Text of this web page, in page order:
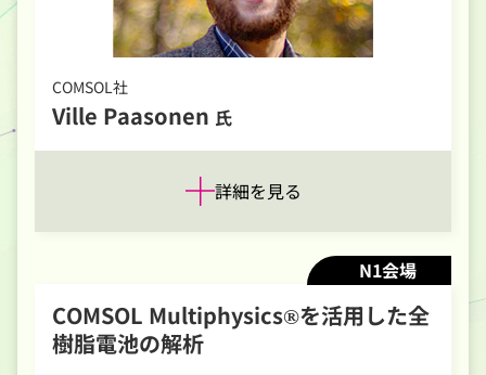
COMSOL社
Ville Paasonen 氏
詳細を見る
N1会場
COMSOL Multiphysics®を活用した全
樹脂電池の解析